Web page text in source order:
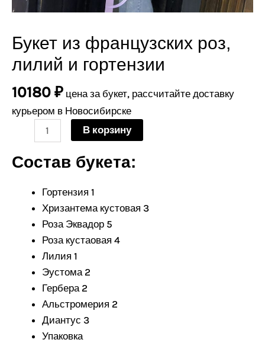
Букет из французских роз,
лилий и гортензии
10180 ₽ цена за букет, рассчитайте доставку
курьером в Новосибирске
Количество
товара
Букет
из
роз,
гортензии
В корзину
Состав букета:
Гортензия 1
Хризантема кустовая 3
Роза Эквадор 5
Роза кустаовая 4
Лилия 1
Эустома 2
Гербера 2
Альстромерия 2
Диантус 3
Упаковка